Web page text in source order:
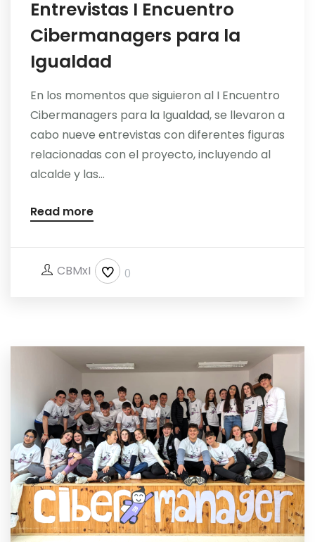
Entrevistas I Encuentro
Cibermanagers para la
Igualdad
En los momentos que siguieron al I Encuentro
Cibermanagers para la Igualdad, se llevaron a
cabo nueve entrevistas con diferentes figuras
relacionadas con el proyecto, incluyendo al
alcalde y las...
Read more
CBMxI 0